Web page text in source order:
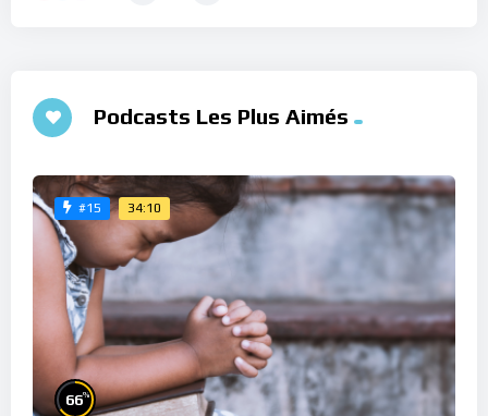
Podcasts Les Plus Aimés
#15 34:10
66%